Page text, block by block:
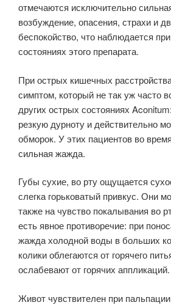
отмечаются ис­ключительно
возбуждение, опасения, страхи и
беспокойство, что наблюдается
состояниях этого препа­рата.
При острых кишечных
симптом, который не так уж часто
других острых состояниях
резкую дурноту и действительно
обморок. У этих пациентов во
сильная жажда.
Губы сухие, во рту ощу­щается
слегка горьковатый привкус. Они
также на чувство покалывания во
есть явное противоречие: при
жажда холодной воды в больших
колики облегаются от горячего
осла­бевают от горячих аппликаций.
Живот чувствителен при